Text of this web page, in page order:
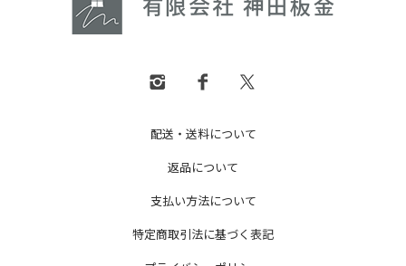
配送・送料について
返品について
支払い方法について
特定商取引法に基づく表記